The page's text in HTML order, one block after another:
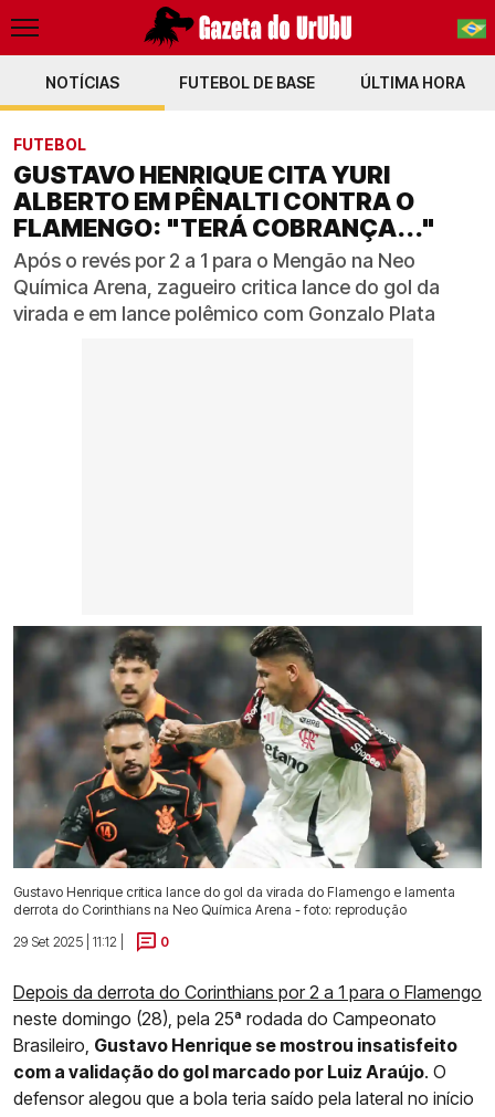
PT-BR
NOTÍCIAS FUTEBOL DE BASE ÚLTIMA HORA
FUTEBOL
GUSTAVO HENRIQUE CITA YURI
ALBERTO EM PÊNALTI CONTRA O
FLAMENGO: "TERÁ COBRANÇA..."
Após o revés por 2 a 1 para o Mengão na Neo
Química Arena, zagueiro critica lance do gol da
virada e em lance polêmico com Gonzalo Plata
Gustavo Henrique critica lance do gol da virada do Flamengo e lamenta
derrota do Corinthians na Neo Química Arena - foto: reprodução
29 Set 2025 | 11:12 |
0
Depois da derrota do Corinthians por 2 a 1 para o Flamengo
neste domingo (28), pela 25ª rodada do Campeonato
Brasileiro, Gustavo Henrique se mostrou insatisfeito
com a validação do gol marcado por Luiz Araújo. O
defensor alegou que a bola teria saído pela lateral no início